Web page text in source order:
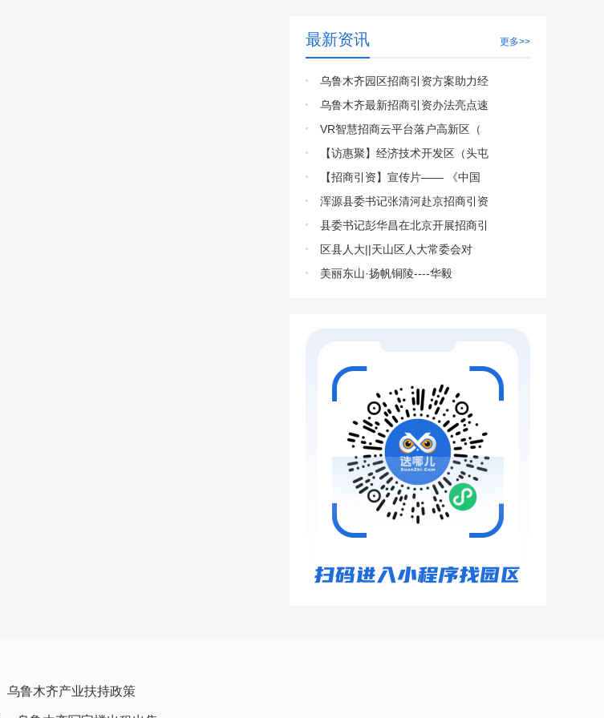
最新资讯 更多>>
乌鲁木齐园区招商引资方案助力经
乌鲁木齐最新招商引资办法亮点速
VR智慧招商云平台落户高新区（
【访惠聚】经济技术开发区（头屯
【招商引资】宣传片—— 《中国
浑源县委书记张清河赴京招商引资
县委书记彭华昌在北京开展招商引
区县人大||天山区人大常委会对
美丽东山·扬帆铜陵----华毅
乌鲁木齐产业扶持政策